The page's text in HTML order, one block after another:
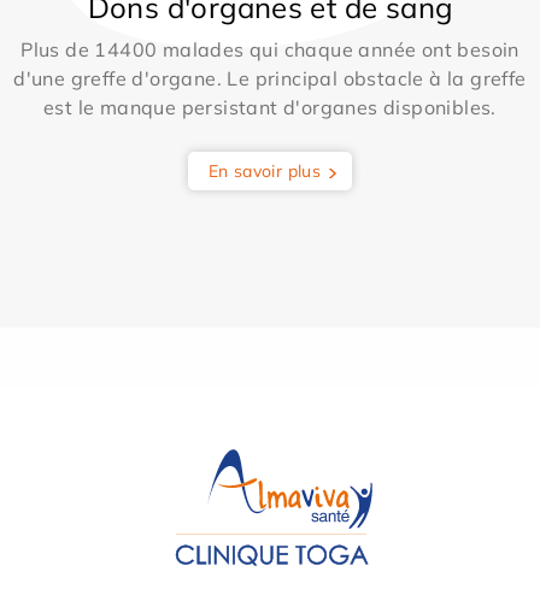
Plus de 14400 malades qui chaque année ont besoin
d'une greffe d'organe. Le principal obstacle à la greffe
est le manque persistant d'organes disponibles.
En savoir plus